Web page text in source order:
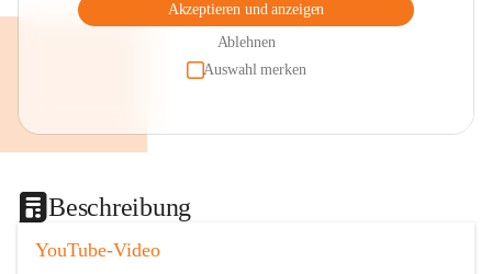
Akzeptieren und anzeigen
Ablehnen
Auswahl merken
Beschreibung
YouTube-Video